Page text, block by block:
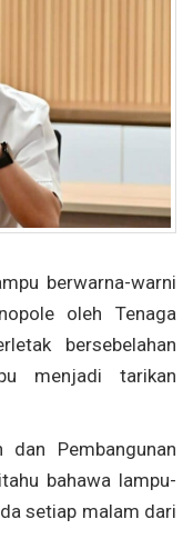
berwarna-warni
oleh Tenaga
bersebelahan
menjadi tarikan
dan Pembangunan
bahawa lampu-
setiap malam dari